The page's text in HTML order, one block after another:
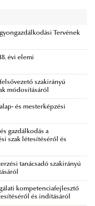
Tervének
évi elemi
felsővezető szakirányú
módosításáról
alap- és mesterképzési
és gazdálkodás a
szak létesítéséről és
tanácsadó szakirányú
kompetenciafejlesztő
és indításáról